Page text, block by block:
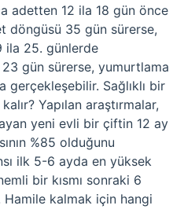
adetten 12 ila 18 gün önce
döngüsü 35 gün sürerse,
ila 25. günlerde
gün sürerse, yumurtlama
gerçekleşebilir. Sağlıklı bir
Yapılan araştırmalar,
yeni evli bir çiftin 12 ay
%85 olduğunu
ilk 5-6 ayda en yüksek
bir kısmı sonraki 6
kalmak için hangi